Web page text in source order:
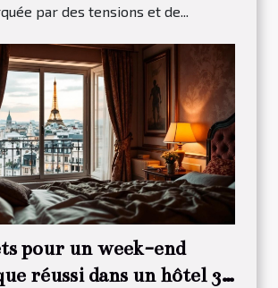
par des tensions et de...
pour un week-end
réussi dans un hôtel 3